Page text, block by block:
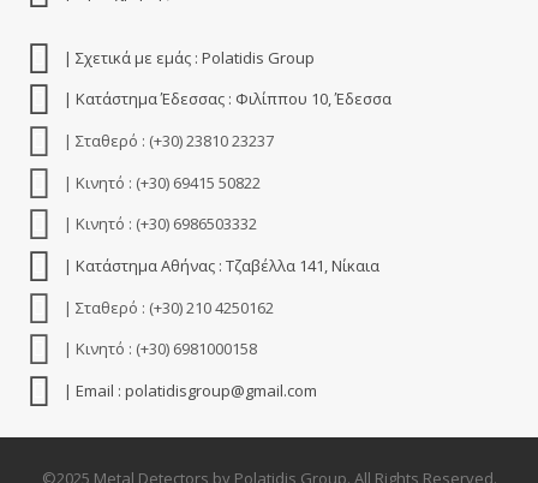
| Σχετικά με εμάς : Polatidis Group
| Κατάστημα Έδεσσας : Φιλίππου 10, Έδεσσα
| Σταθερό : (+30) 23810 23237
| Κινητό : (+30) 69415 50822
| Κινητό : (+30) 6986503332
| Κατάστημα Αθήνας : Τζαβέλλα 141, Νίκαια
| Σταθερό : (+30) 210 4250162
| Κινητό : (+30) 6981000158
| Email : polatidisgroup@gmail.com
©2025 Metal Detectors by Polatidis Group. All Rights Reserved.